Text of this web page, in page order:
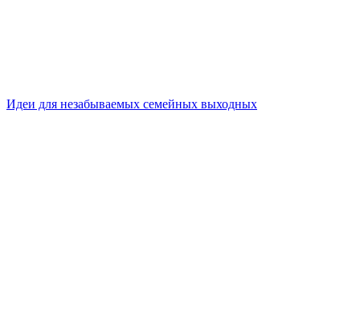
Идеи для незабываемых семейных выходных